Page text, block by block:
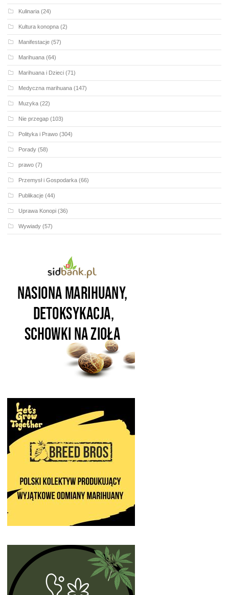
Kulinaria (24)
Kultura konopna (2)
Manifestacje (57)
Marihuana (64)
Marihuana i Dzieci (71)
Medyczna marihuana (147)
Muzyka (22)
Nie przegap (103)
Polityka i Prawo (304)
Porady (58)
prawo (7)
Przemysł i Gospodarka (66)
Publikacje (44)
Uprawa Konopi (36)
Wywiady (57)